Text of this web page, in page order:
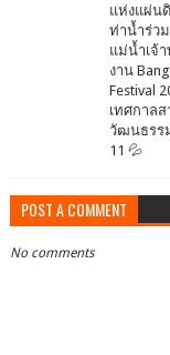
แห่งแผ่น
ท่าน้ำร่ว
แม่น้ำเจ้
งาน
Festival
เทศกาล
วัฒนธรร
11 💦
POST A COMMENT
No comments